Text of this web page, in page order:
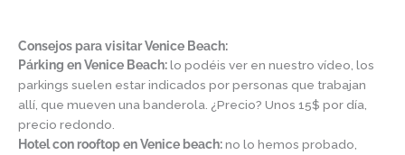
Consejos para visitar Venice Beach:
Párking en Venice Beach:lo podéis ver en nuestro vídeo, los
parkings suelen estar indicados por personas que trabajan
allí, que mueven una banderola. ¿Precio? Unos 15$ por día,
precio redondo.
Hotel con rooftop en Venice beach:no lo hemos probado,